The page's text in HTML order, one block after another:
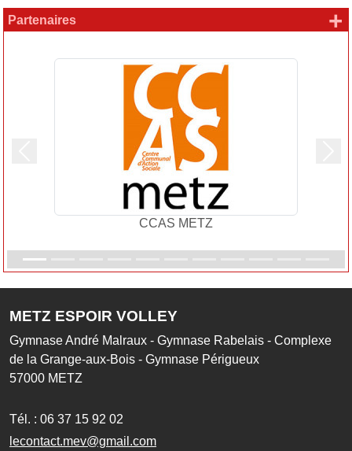
Partenaires
CCAS METZ
+
METZ ESPOIR VOLLEY
Gymnase André Malraux - Gymnase Rabelais - Complexe
de la Grange-aux-Bois - Gymnase Périgueux
57000 METZ
Tél. : 06 37 15 92 02
lecontact.mev@gmail.com